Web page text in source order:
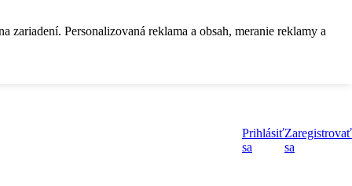
Personalizovaná reklama a obsah, meranie reklamy a
Prihlásiť
sa
Zaregistrovať
sa